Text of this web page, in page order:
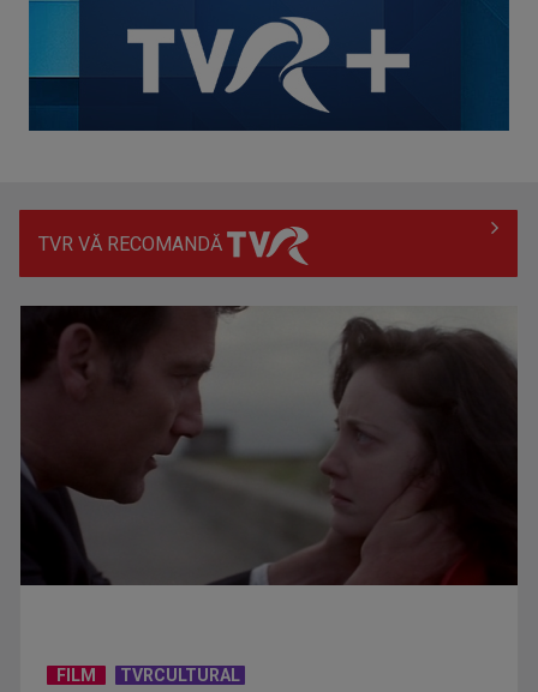
aniversar la ...
publicul. În noaptea ...
TVR VĂ RECOMANDĂ
FILM TVRCULTURAL